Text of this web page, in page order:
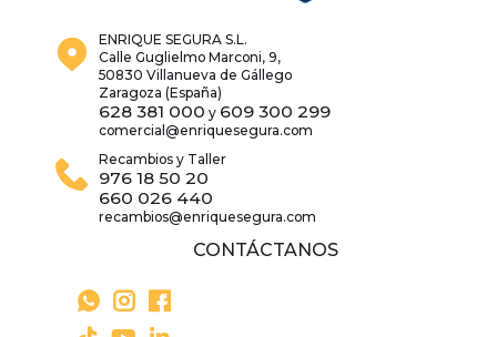
ENRIQUE SEGURA S.L.
Calle Guglielmo Marconi, 9,
50830 Villanueva de Gállego
Zaragoza (España)
628 381 000 y 609 300 299
comercial@enriquesegura.com
Recambios y Taller
976 18 50 20
660 026 440
recambios@enriquesegura.com
CONTÁCTANOS